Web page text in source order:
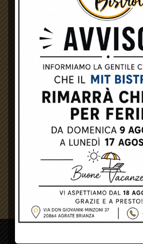
Calice Vino
PREVIOUS
Calice Vino Rosso
FACEBOOK